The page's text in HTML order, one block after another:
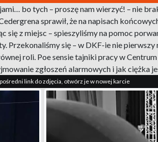
bo tych – proszę nam wierzyć! – nie
sprawił, że na napisach
z miejsc – spieszyliśmy na pomoc
się – w DKF-ie nie
roli. Poe sensie tajniki pracy w
zgłoszeń alarmowych i jak ciężka
link do zdjęcia, otwórz je w nowej karcie